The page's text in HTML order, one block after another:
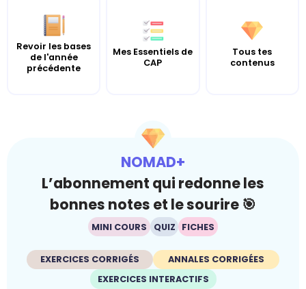
Revoir les bases
de l'année
précédente
Mes Essentiels de
CAP
Tous tes
contenus
NOMAD+
L’abonnement qui redonne les
bonnes notes et le sourire 🎯
MINI COURS QUIZ FICHES
EXERCICES CORRIGÉS
ANNALES CORRIGÉES
EXERCICES INTERACTIFS